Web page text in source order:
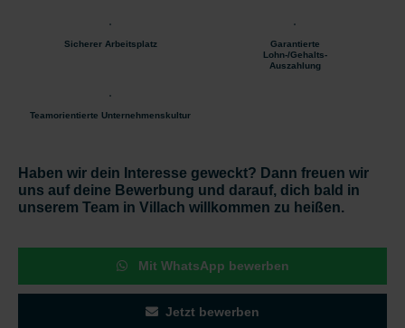
Sicherer Arbeitsplatz
Garantierte
Lohn-/Gehalts-
Auszahlung
Teamorientierte Unternehmenskultur
Haben wir dein Interesse geweckt? Dann freuen wir
uns auf deine Bewerbung und darauf, dich bald in
unserem Team in Villach willkommen zu heißen.
Mit WhatsApp bewerben
Jetzt bewerben